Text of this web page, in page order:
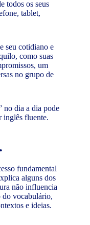
todos os seus
tablet,
seu cotidiano e
como suas
um
no grupo de
no dia a dia pode
inglês fluente.
fundamental
alguns dos
não influencia
do vocabulário,
e ideias.